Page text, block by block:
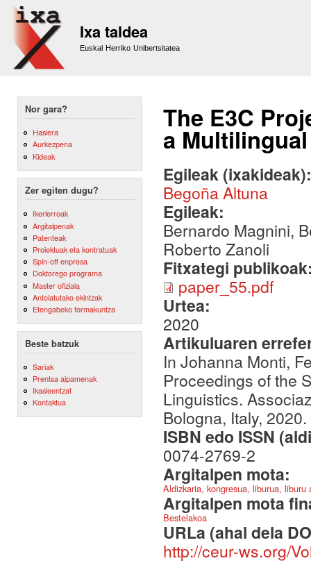
Ixa taldea
Euskal Herriko Unibertsitatea
Nor gara?
Hasiera
Aurkezpena
Kideak
Zer egiten dugu?
Ikerlerroak
Argitalpenak
Patenteak
Proiektuak eta kontratuak
Spin-off enpresa
Doktorego programa
Master ofiziala
Antolatutako ekintzak
Etengabeko formakuntza
Beste batzuk
Sariak
Prentsa aipamenak
Ikasleentzat
Kontaktua
The E3C
a
Egileak
Begoña Altuna
Egileak:
Bernardo Magnini,
Roberto Zanoli
Fitxategi
paper_55.pdf
Urtea:
2020
Artikuluaren
In Johanna Monti,
Proceedings of the
Linguistics.
Bologna, Italy, 2020.
ISBN edo ISSN
0074-2769-2
Argitalpen mota:
Aldizkaria, kongresua, liburua,
Argitalpen mota
Bestelakoa
URLa (ahal dela
http://ceur-ws.org/